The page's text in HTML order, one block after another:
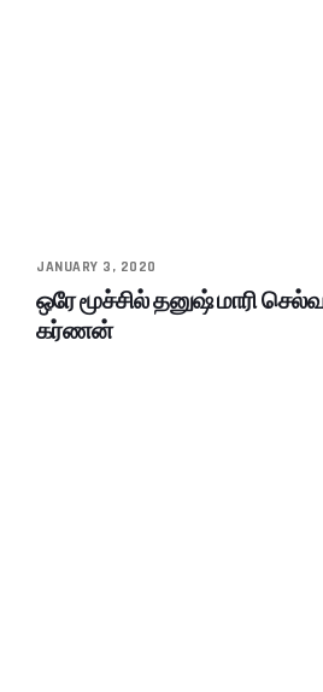
JANUARY 3, 2020
ஒரே மூச்சில் தனுஷ் மாரி
கர்ணன்